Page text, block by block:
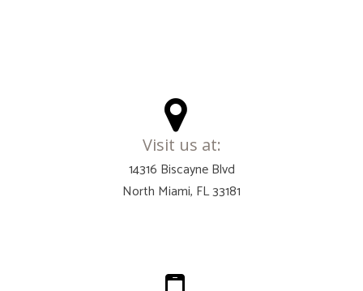
Visit us at:
14316 Biscayne Blvd
North Miami, FL 33181